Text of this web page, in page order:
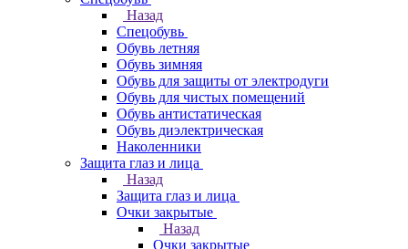
Назад
Спецобувь
Обувь летняя
Обувь зимняя
Обувь для защиты от электродуги
Обувь для чистых помещений
Обувь антистатическая
Обувь диэлектрическая
Наколенники
Защита глаз и лица
Назад
Защита глаз и лица
Очки закрытые
Назад
Очки закрытые